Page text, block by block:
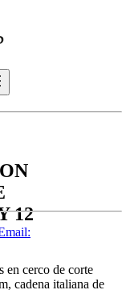
12
en cerco de corte
cadena italiana de